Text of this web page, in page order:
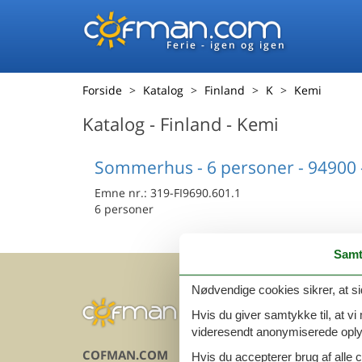
Ferie - igen og igen
Forside Katalog Finland K Kemi
Katalog - Finland - Kemi
Sommerhus - 6 personer - 94900
Emne nr.: 319-FI9690.601.1
6 personer
COFMAN.COM
Nødvendige cookies sikrer, at
Hvis du giver samtykke til, at vi
videresendt anonymiserede
Hvis du accepterer brug af alle